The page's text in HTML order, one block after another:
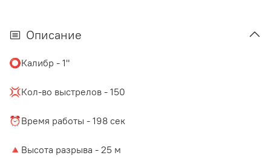
Описание
⭕️Калибр - 1"
💢Кол-во выстрелов - 150
⏰Время работы - 198 сек
🔺Высота разрыва - 25 м